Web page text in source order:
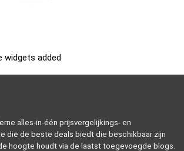
widgets added
alles-in-één prijsvergelijkings- en
die de beste deals biedt die beschikbaar zijn
hoogte houdt via de laatst toegevoegde blogs.